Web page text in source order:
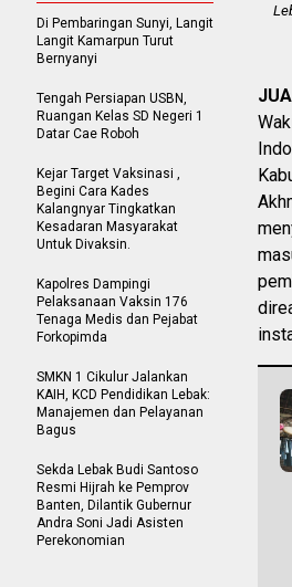
Di Pembaringan Sunyi, Langit
Langit Kamarpun Turut
Bernyanyi
Tengah Persiapan USBN,
Ruangan Kelas SD Negeri 1
Datar Cae Roboh
Kejar Target Vaksinasi ,
Begini Cara Kades
Kalangnyar Tingkatkan
Kesadaran Masyarakat
Untuk Divaksin.
Kapolres Dampingi
Pelaksanaan Vaksin 176
Tenaga Medis dan Pejabat
Forkopimda
SMKN 1 Cikulur Jalankan
KAIH, KCD Pendidikan Lebak:
Manajemen dan Pelayanan
Bagus
Sekda Lebak Budi Santoso
Resmi Hijrah ke Pemprov
Banten, Dilantik Gubernur
Andra Soni Jadi Asisten
Perekonomian